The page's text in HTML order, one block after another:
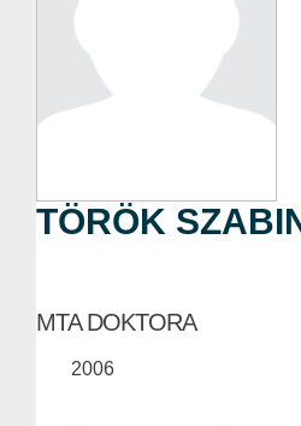
TÖRÖK
MTA DOKTORA
2006